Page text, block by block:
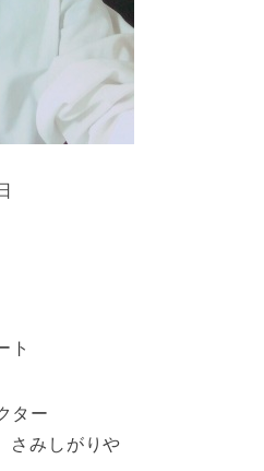
ト
ター
さみしがりや